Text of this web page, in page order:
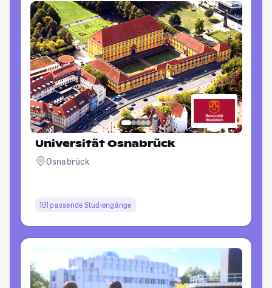
Universität Osnabrück
Osnabrück
191 passende Studiengänge